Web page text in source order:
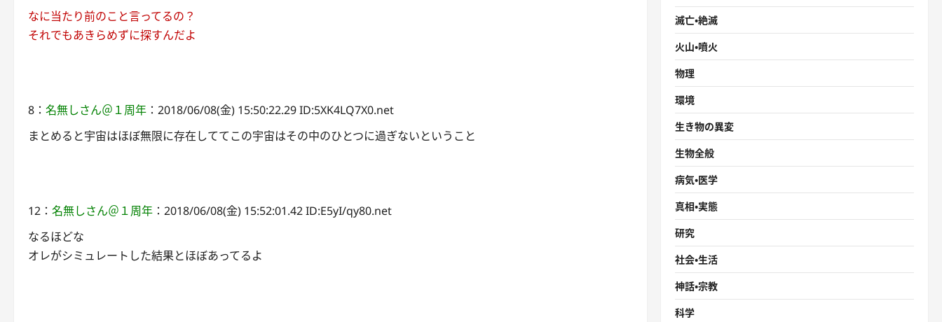
なに当たり前のこと言ってるの？
それでもあきらめずに探すんだよ
8： 名無しさん＠１周年 ：2018/06/08(金) 15:50:22.29 ID:5XK4LQ7X0.net
まとめると宇宙はほぼ無限に存在しててこの宇宙はその中のひとつに過ぎないということ
12： 名無しさん＠１周年 ：2018/06/08(金) 15:52:01.42 ID:E5yI/qy80.net
なるほどな
オレがシミュレートした結果とほぼあってるよ
滅亡・絶滅
火山・噴火
物理
環境
生き物の異変
生物全般
病気・医学
真相・実態
研究
社会・生活
神話・宗教
科学